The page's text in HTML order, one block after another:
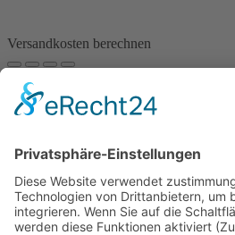
Versandkosten berechnen